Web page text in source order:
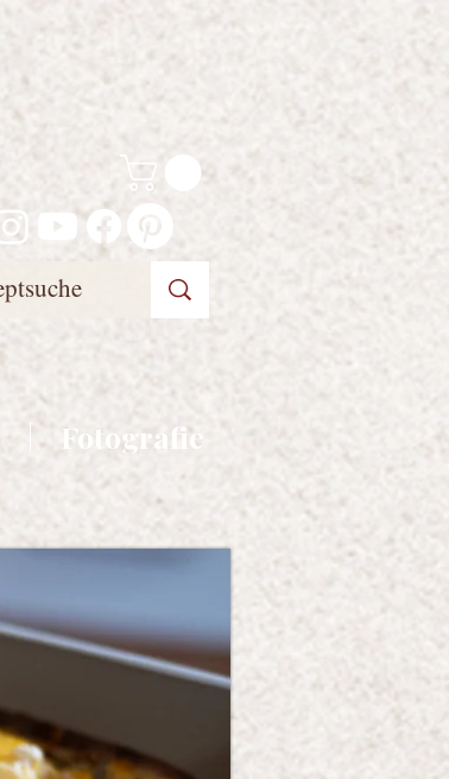
Fotografie